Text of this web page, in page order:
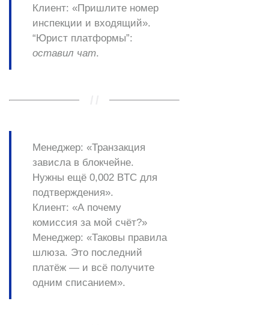
Клиент: «Пришлите номер
инспекции и входящий».
“Юрист платформы”:
оставил чат.
Менеджер: «Транзакция
зависла в блокчейне.
Нужны ещё 0,002 BTC для
подтверждения».
Клиент: «А почему
комиссия за мой счёт?»
Менеджер: «Таковы правила
шлюза. Это последний
платёж — и всё получите
одним списанием».